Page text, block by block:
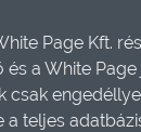
Page Kft.
és a White
csak
a teljes